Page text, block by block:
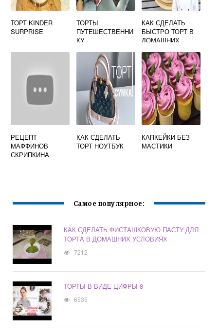
ТОРТ KINDER
SURPRISE
ТОРТЫ
ПУТЕШЕСТВЕННИ
КУ
КАК СДЕЛАТЬ
БЫСТРО ТОРТ В
ДОМАШНИХ
РЕЦЕПТ
МАФФИНОВ
СКРИПКИНА
КАК СДЕЛАТЬ
ТОРТ НОУТБУК
КАПКЕЙКИ БЕЗ
МАСТИКИ
Самое популярное:
КАК СДЕЛАТЬ ФИСТАШКОВУЮ ПАСТУ ДЛЯ
ТОРТА В ДОМАШНИХ УСЛОВИЯХ
7212
ТОРТЫ В ВИДЕ ЦИФРЫ 8
6535